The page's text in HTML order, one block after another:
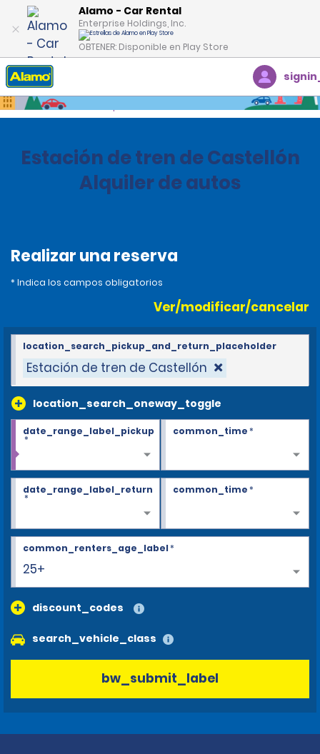
Alamo - Car Rental
Enterprise Holdings, Inc.
OBTENER: Disponible en Play Store
Inicio Oficinas
Estación de tren de Castellón
Alquiler de autos
Realizar una reserva
* Indica los campos obligatorios
Ver/modificar/cancelar
Estación de tren de Castellón
location_search_oneway_toggle
location_search_pickup_and_return_placeholder
date_range_label_pickup
*
common_time*
date_range_label_return
*
common_time*
25+
common_renters_age_label*
discount_codes
search_vehicle_class
bw_submit_label